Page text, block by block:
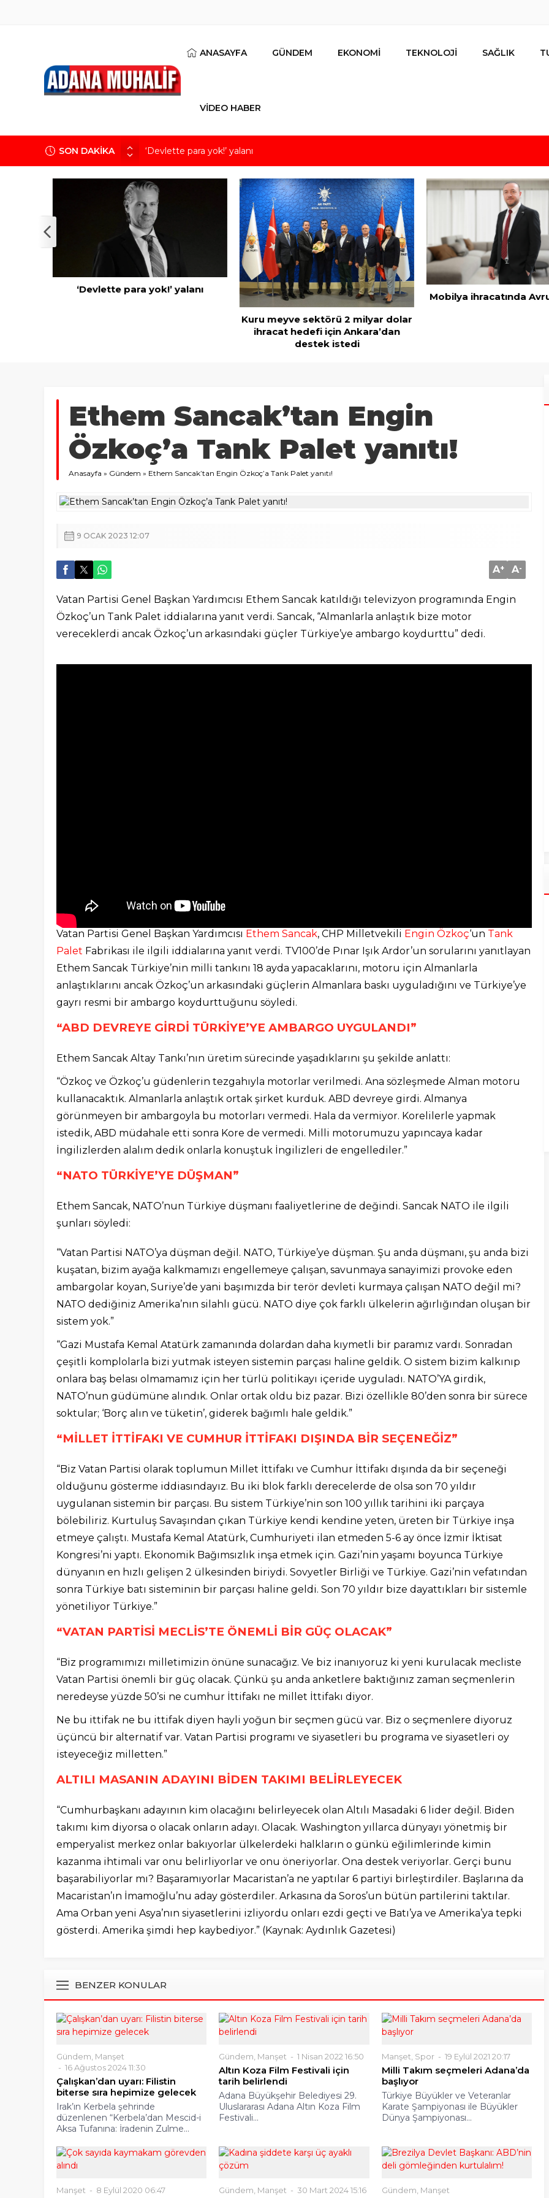
ANASAYFA GÜNDEM EKONOMİ TEKNOLOJİ SAĞLIK
VİDEO HABER
SON DAKİKA
‘Devlette para yok!’ yalanı
Kuru meyve sektörü 2 milyar dolar ihracat hedefi için Ankara’dan destek istedi
Mobilya ihracatında Avrupa ivmesi
Göz için “Akıllı Mercek” herkes için uygun mu?
Devletin iki bilançosu: Görünen bütçe, bütçe dışı riskler ve hazineyi bekleyen yük
‘Devlette para yok!’ yalanı
Kuru meyve sektörü 2 milyar dolar
ihracat hedefi için Ankara’dan
destek istedi
Mobilya ihracatında
Ethem Sancak’tan Engin
Özkoç’a Tank Palet yanıtı!
Anasayfa » Gündem » Ethem Sancak’tan Engin Özkoç’a Tank Palet yanıtı!
9 OCAK 2023 12:07
A+ A-
Vatan Partisi Genel Başkan Yardımcısı Ethem Sancak katıldığı televizyon programında Engin
Özkoç’un Tank Palet iddialarına yanıt verdi. Sancak, “Almanlarla anlaştık bize motor
vereceklerdi ancak Özkoç’un arkasındaki güçler Türkiye’ye ambargo koydurttu” dedi.
Vatan Partisi Genel Başkan Yardımcısı Ethem Sancak, CHP Milletvekili Engin Özkoç‘un Tank
Palet Fabrikası ile ilgili iddialarına yanıt verdi. TV100’de Pınar Işık Ardor’un sorularını yanıtlayan
Ethem Sancak Türkiye’nin milli tankını 18 ayda yapacaklarını, motoru için Almanlarla
anlaştıklarını ancak Özkoç’un arkasındaki güçlerin Almanlara baskı uyguladığını ve Türkiye’ye
gayrı resmi bir ambargo koydurttuğunu söyledi.
“ABD DEVREYE GİRDİ TÜRKİYE’YE AMBARGO UYGULANDI”
Ethem Sancak Altay Tankı’nın üretim sürecinde yaşadıklarını şu şekilde anlattı:
“Özkoç ve Özkoç’u güdenlerin tezgahıyla motorlar verilmedi. Ana sözleşmede Alman motoru
kullanacaktık. Almanlarla anlaştık ortak şirket kurduk. ABD devreye girdi. Almanya
görünmeyen bir ambargoyla bu motorları vermedi. Hala da vermiyor. Korelilerle yapmak
istedik, ABD müdahale etti sonra Kore de vermedi. Milli motorumuzu yapıncaya kadar
İngilizlerden alalım dedik onlarla konuştuk İngilizleri de engellediler.”
“NATO TÜRKİYE’YE DÜŞMAN”
Ethem Sancak, NATO’nun Türkiye düşmanı faaliyetlerine de değindi. Sancak NATO ile ilgili
şunları söyledi:
“Vatan Partisi NATO’ya düşman değil. NATO, Türkiye’ye düşman. Şu anda düşmanı, şu anda bizi
kuşatan, bizim ayağa kalkmamızı engellemeye çalışan, savunmaya sanayimizi provoke eden
ambargolar koyan, Suriye’de yani başımızda bir terör devleti kurmaya çalışan NATO değil mi?
NATO dediğiniz Amerika’nın silahlı gücü. NATO diye çok farklı ülkelerin ağırlığından oluşan bir
sistem yok.”
“Gazi Mustafa Kemal Atatürk zamanında dolardan daha kıymetli bir paramız vardı. Sonradan
çeşitli komplolarla bizi yutmak isteyen sistemin parçası haline geldik. O sistem bizim kalkınıp
onlara baş belası olmamamız için her türlü politikayı içeride uyguladı. NATO’YA girdik,
NATO’nun güdümüne alındık. Onlar ortak oldu biz pazar. Bizi özellikle 80’den sonra bir sürece
soktular; ‘Borç alın ve tüketin’, giderek bağımlı hale geldik.”
“MİLLET İTTİFAKI VE CUMHUR İTTİFAKI DIŞINDA BİR SEÇENEĞİZ”
“Biz Vatan Partisi olarak toplumun Millet İttifakı ve Cumhur İttifakı dışında da bir seçeneği
olduğunu gösterme iddiasındayız. Bu iki blok farklı derecelerde de olsa son 70 yıldır
uygulanan sistemin bir parçası. Bu sistem Türkiye’nin son 100 yıllık tarihini iki parçaya
bölebiliriz. Kurtuluş Savaşından çıkan Türkiye kendi kendine yeten, üreten bir Türkiye inşa
etmeye çalıştı. Mustafa Kemal Atatürk, Cumhuriyeti ilan etmeden 5-6 ay önce İzmir İktisat
Kongresi’ni yaptı. Ekonomik Bağımsızlık inşa etmek için. Gazi’nin yaşamı boyunca Türkiye
dünyanın en hızlı gelişen 2 ülkesinden biriydi. Sovyetler Birliği ve Türkiye. Gazi’nin vefatından
sonra Türkiye batı sisteminin bir parçası haline geldi. Son 70 yıldır bize dayattıkları bir sistemle
yönetiliyor Türkiye.”
“VATAN PARTİSİ MECLİS’TE ÖNEMLİ BİR GÜÇ OLACAK”
“Biz programımızı milletimizin önüne sunacağız. Ve biz inanıyoruz ki yeni kurulacak mecliste
Vatan Partisi önemli bir güç olacak. Çünkü şu anda anketlere baktığınız zaman seçmenlerin
neredeyse yüzde 50’si ne cumhur İttifakı ne millet İttifakı diyor.
Ne bu ittifak ne bu ittifak diyen hayli yoğun bir seçmen gücü var. Biz o seçmenlere diyoruz
üçüncü bir alternatif var. Vatan Partisi programı ve siyasetleri bu programa ve siyasetleri oy
isteyeceğiz milletten.”
ALTILI MASANIN ADAYINI BİDEN TAKIMI BELİRLEYECEK
“Cumhurbaşkanı adayının kim olacağını belirleyecek olan Altılı Masadaki 6 lider değil. Biden
takımı kim diyorsa o olacak onların adayı. Olacak. Washington yıllarca dünyayı yönetmiş bir
emperyalist merkez onlar bakıyorlar ülkelerdeki halkların o günkü eğilimlerinde kimin
kazanma ihtimali var onu belirliyorlar ve onu öneriyorlar. Ona destek veriyorlar. Gerçi bunu
başarabiliyorlar mı? Başaramıyorlar Macaristan’a ne yaptılar 6 partiyi birleştirdiler. Başlarına da
Macaristan’ın İmamoğlu’nu aday gösterdiler. Arkasına da Soros’un bütün partilerini taktılar.
Ama Orban yeni Asya’nın siyasetlerini izliyordu onları ezdi geçti ve Batı’ya ve Amerika’ya tepki
gösterdi. Amerika şimdi hep kaybediyor.” (Kaynak: Aydınlık Gazetesi)
BENZER KONULAR
Gündem Manşet
16 Ağustos 2024 11:30
Çalışkan’dan uyarı: Filistin
biterse sıra hepimize gelecek
Irak’ın Kerbela şehrinde
düzenlenen “Kerbela’dan Mescid-i
Aksa Tufanına: İradenin Zulme...
Gündem Manşet 1 Nisan 2022 16:50
Altın Koza Film Festivali için
tarih belirlendi
Adana Büyükşehir Belediyesi 29.
Uluslararası Adana Altın Koza Film
Festivali...
Manşet Spor 19 Eylül 2021 20:17
Milli Takım seçmeleri Adana’da
başlıyor
Türkiye Büyükler ve Veteranlar
Karate Şampiyonası ile Büyükler
Dünya Şampiyonası...
Manşet 8 Eylül 2020 06:47 Gündem Manşet 30 Mart 2024 15:16 Gündem Manşet